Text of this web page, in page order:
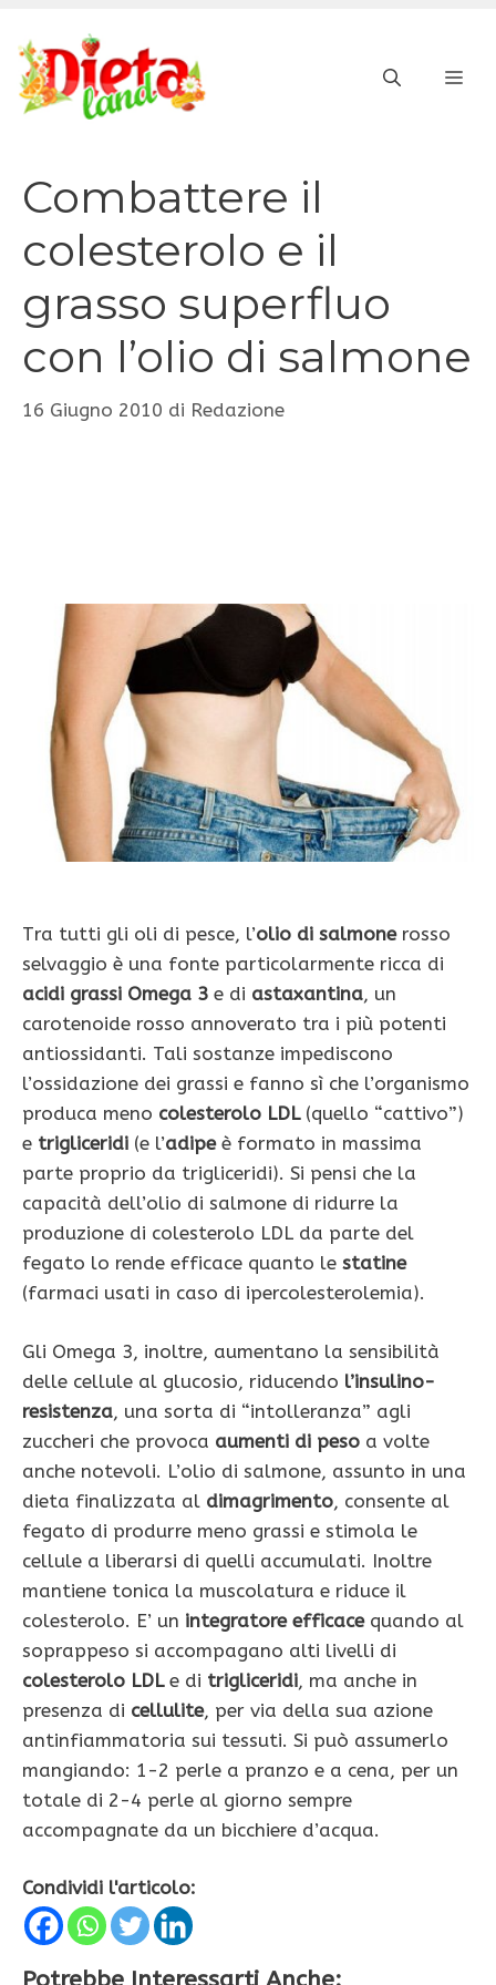
contenuto
Combattere il
colesterolo e il
grasso superfluo
con l’olio di salmone
16 Giugno 2010 di Redazione
Tra tutti gli oli di pesce, l’olio di salmonerosso
selvaggio è una fonte particolarmente ricca di
acidi grassi Omega 3 e di astaxantina, un
carotenoi­de rosso annoverato tra i più potenti
antiossidanti. Tali sostanze impediscono
l’ossidazione dei grassi e fanno sì che l’organi­smo
produca meno colesterolo LDL(quello “cattivo”)
e trigliceridi (e l’adipeè formato in massima
parte proprio da trigliceridi). Si pensi che la
capacità dell’olio di salmone di ridurre la
produzione di colesterolo LDL da parte del
fegato lo rende efficace quanto le statine
(farmaci usati in caso di ipercolesterolemia).
Gli Omega 3, inoltre, aumentano la sensibilità
delle cellule al glu­cosio, riducendo l’insulino-
resistenza, una sorta di “intolleranza” agli
zuccheri che provoca aumenti di peso a volte
anche notevoli. L’olio di salmone, assunto in una
dieta finalizzata al dimagrimento, consente al
fegato di produrre meno grassi e stimola le
cellule a liberarsi di quelli accumulati. Inoltre
mantiene tonica la muscolatura e riduce il
colesterolo. E’ un integratore efficacequando al
soprappeso si accompagano alti livelli di
colesterolo LDLe di trigliceridi, ma anche in
presenza di cellulite, per via della sua azione
antinfiammatoria sui tessuti. Si può assumerlo
mangiando: 1-2 perle a pranzo e a cena, per un
totale di 2-4 perle al giorno sempre
accompagnate da un bicchiere d’acqua.
Condividi l'articolo: